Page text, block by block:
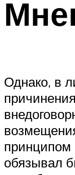
Однако, в
принципом
обязывал